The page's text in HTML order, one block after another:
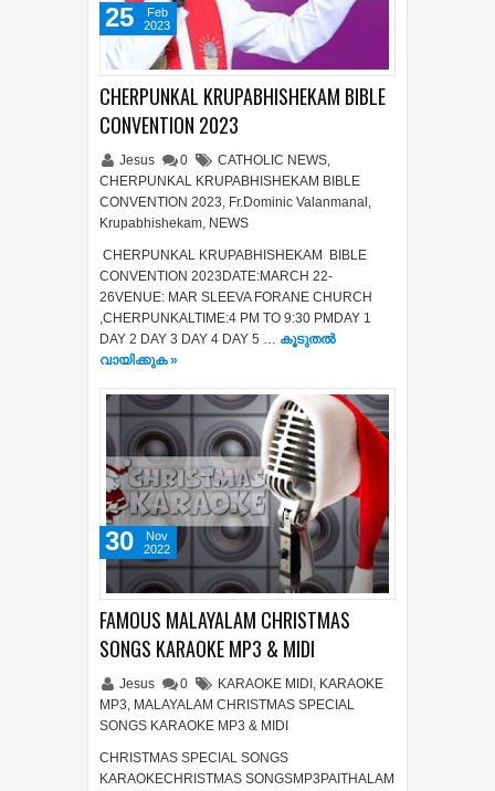
CHERPUNKAL KRUPABHISHEKAM BIBLE
CONVENTION 2023
Jesus 0 CATHOLIC NEWS,
CHERPUNKAL KRUPABHISHEKAM BIBLE
CONVENTION 2023, Fr.Dominic Valanmanal ,
Krupabhishekam, NEWS
CHERPUNKAL KRUPABHISHEKAM BIBLE
CONVENTION 2023DATE:MARCH 22-
26VENUE: MAR SLEEVA FORANE CHURCH
,CHERPUNKALTIME:4 PM TO 9:30 PMDAY 1
DAY 2 DAY 3 DAY 4 DAY 5 … കൂടുതൽ‍
വായിക്കുക »
25
Feb
2023
FAMOUS MALAYALAM CHRISTMAS
SONGS KARAOKE MP3 & MIDI
Jesus 0 KARAOKE MIDI , KARAOKE
MP3, MALAYALAM CHRISTMAS SPECIAL
SONGS KARAOKE MP3 & MIDI
CHRISTMAS SPECIAL SONGS
KARAOKECHRISTMAS SONGSMP3PAITHALAM
30
Nov
2022